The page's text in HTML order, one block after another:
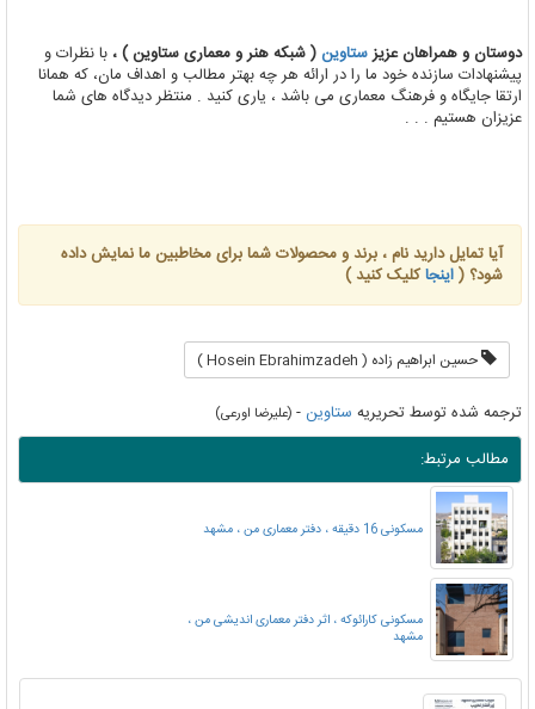
دوستان و همراهان عزیزستاوین( شبکه هنر و معماری ستاوین ) ، با نظرات و
پیشنهادات سازنده خود ما را در ارائه هر چه بهتر مطالب و اهداف مان، که همانا
ارتقا جایگاه و فرهنگ معماری می باشد ، یاری کنید . منتظر دیدگاه های شما
عزیزان هستیم . . .
آیا تمایل دارید نام ، برند و محصولات شما برای مخاطبین ما نمایش داده
شود؟ (اینجاکلیک کنید )
حسین ابراهیم زاده ( Hosein Ebrahimzadeh )
ترجمه شده توسط تحریریه ستاوین- (علیرضا اورعی)
مطالب مرتبط:
مسکونی 16 دقیقه ، دفتر معماری من ، مشهد
مسکونی کارائوکه ، اثر دفتر معماری اندیشی من ،
مشهد